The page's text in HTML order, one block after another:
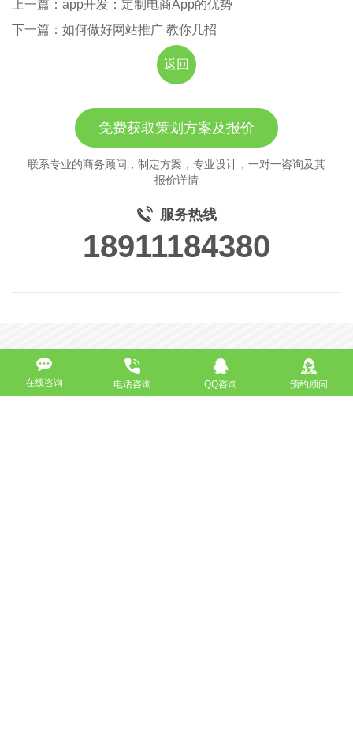
上一篇：app开发：定制电商App的优势
下一篇：如何做好网站推广 教你几招
返回
免费获取策划方案及报价
联系专业的商务顾问，制定方案，专业设计，一对一咨询及其
报价详情
服务热线
18911184380
高端网站定制 响应式网站
在线咨询 电话咨询 QQ咨询 预约顾问